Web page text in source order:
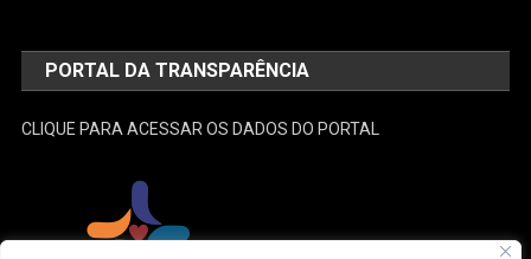
PORTAL DA TRANSPARÊNCIA
CLIQUE PARA ACESSAR OS DADOS DO PORTAL